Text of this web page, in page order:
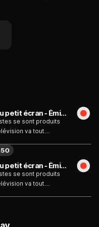
Les grands comiques du petit écran - Émission du vendredi 7 août
se sont produits
va tout
avant le journal sur
Mathy, Philippe
Didier Bourdon,
Smain et bien
viendront les
de star", "On ne
Les grands comiques du petit écran - Émission du mercredi 19 août
se sont produits
va tout
Didier Bourdon,